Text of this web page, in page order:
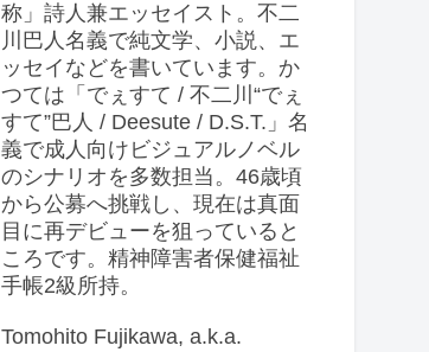
称」詩人兼エッセイスト。不二
川巴人名義で純文学、小説、エ
ッセイなどを書いています。か
つては「でぇすて / 不二川“でぇ
すて”巴人 / Deesute / D.S.T.」名
義で成人向けビジュアルノベル
のシナリオを多数担当。46歳頃
から公募へ挑戦し、現在は真面
目に再デビューを狙っていると
ころです。精神障害者保健福祉
手帳2級所持。
Tomohito Fujikawa, a.k.a.